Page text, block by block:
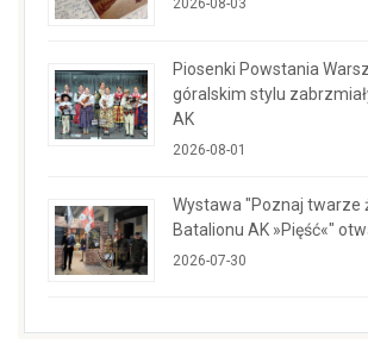
2026-08-03
Piosenki Powstania
góralskim stylu
AK
2026-08-01
Wystawa "Poznaj twarze
Batalionu AK »Pięść«"
2026-07-30